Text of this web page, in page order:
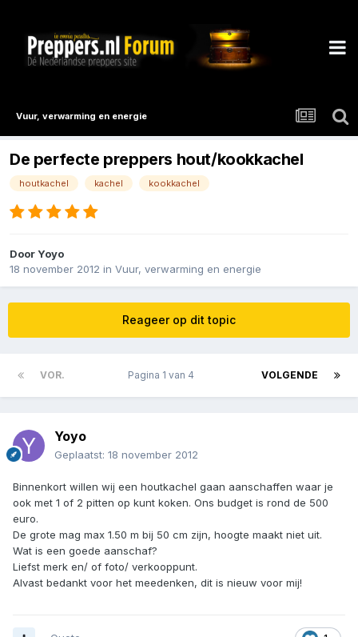
Vuur, verwarming en energie
De perfecte preppers hout/kookkachel
houtkachel kachel kookkachel
DoorYoyo
18 november 2012 in Vuur, verwarming en energie
Reageer op dit topic
VOR. VOLGENDE
Pagina 1 van 4
Yoyo
Geplaatst: 18 november 2012
Binnenkort willen wij een houtkachel gaan aanschaffen waar je
ook met 1 of 2 pitten op kunt koken. Ons budget is rond de 500
euro.
De grote mag max 1.50 m bij 50 cm zijn, hoogte maakt niet uit.
Wat is een goede aanschaf?
Liefst merk en/ of foto/ verkooppunt.
Alvast bedankt voor het meedenken, dit is nieuw voor mij!